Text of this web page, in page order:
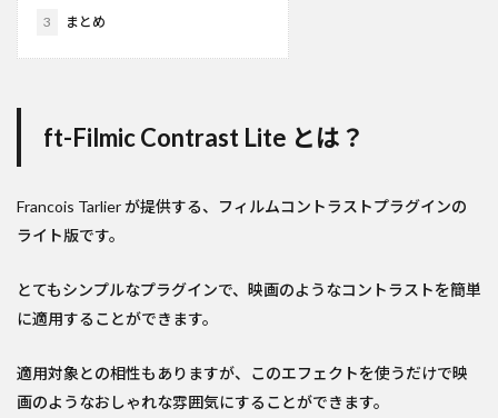
3 まとめ
ft-Filmic Contrast Lite とは？
Francois Tarlier が提供する、フィルムコントラストプラグインの
ライト版です。
とてもシンプルなプラグインで、映画のようなコントラストを簡単
に適用することができます。
適用対象との相性もありますが、このエフェクトを使うだけで映
画のようなおしゃれな雰囲気にすることができます。